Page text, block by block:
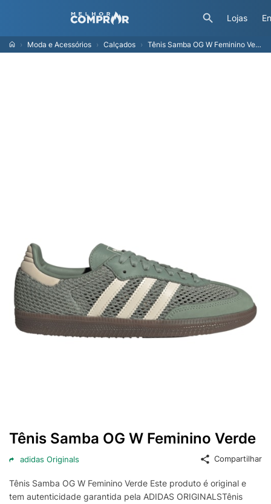
Lojas
Moda e Acessórios Calçados Tênis Samba OG W Feminino Verde
Tênis Samba OG W Feminino Verde
adidas Originals Compartilhar
Tênis Samba OG W Feminino Verde Este produto é original e
tem autenticidade garantida pela ADIDAS ORIGINALSTênis